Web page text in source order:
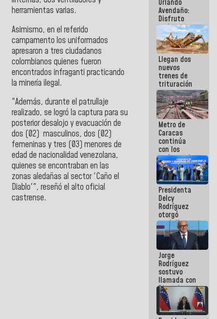
herramientas varias.
Asimismo, en el referido
campamento los uniformados
apresaron a tres ciudadanos
colombianos quienes fueron
encontrados infraganti practicando
la minería ilegal.
"Además, durante el patrullaje
realizado, se logró la captura para su
posterior desalojo y evacuación de
dos (02) masculinos, dos (02)
femeninas y tres (03) menores de
edad de nacionalidad venezolana,
quienes se encontraban en las
zonas aledañas al sector 'Caño el
Diablo'", reseñó el alto oficial
castrense.
Orlando
Avendaño:
Disfruto
cada vez
que escribes
porque lo
que haces
es
embarrarla
Llegan dos
nuevos
trenes de
trituración
para
optimizar
manejo de
escombros
en La Guaira
Metro de
Caracas
continúa
con los
trabajos de
mantenimiento
e inspección
en la Línea 2
Presidenta
Delcy
Rodríguez
otorgó
medalla
"Héroe de
Venezuela"
a servidores
públicos
Jorge
Rodríguez
sostuvo
llamada con
Dinorah
Figuera y
acuerdan
primer